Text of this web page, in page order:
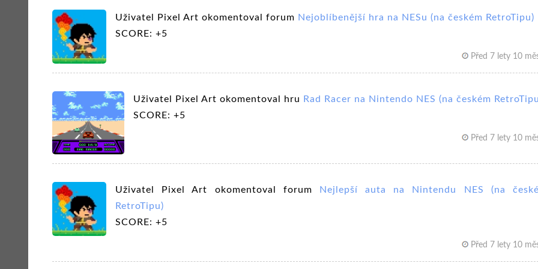
Uživatel Pixel Art okomentoval forum Nejoblíbenější hra na NESu (na českém RetroTipu)
SCORE: +5
Před 7 lety 10
Uživatel Pixel Art okomentoval hru
Rad Racer na Nintendo NES (na českém
SCORE: +5
Před 7 lety 10
Uživatel Pixel Art okomentoval forum
Nejlepší auta na Nintendu NES (na
RetroTipu)
SCORE: +5
Před 7 lety 10